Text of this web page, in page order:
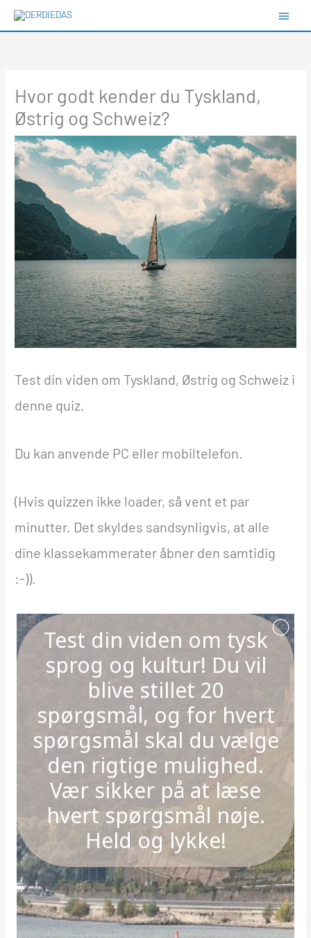
Hvor godt kender du Tyskland,
Østrig og Schweiz?
Test din viden om Tyskland, Østrig og Schweiz i
denne quiz.
Du kan anvende PC eller mobiltelefon.
(Hvis quizzen ikke loader, så vent et par
minutter. Det skyldes sandsynligvis, at alle
dine klassekammerater åbner den samtidig
:-)).
Type your email…